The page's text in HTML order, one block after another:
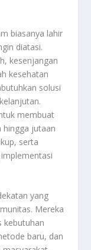
biasanya lahir
diatasi.
kesenjangan
kesehatan
solusi
membuat
hingga jutaan
serta
yang
Mereka
kebutuhan
baru, dan